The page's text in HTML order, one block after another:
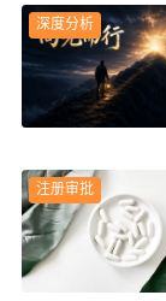
深度分析
注册审批